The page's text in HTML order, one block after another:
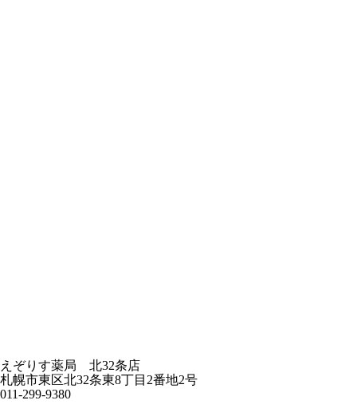
えぞりす薬局 北32条店
札幌市東区北32条東8丁目2番地2号
011-299-9380